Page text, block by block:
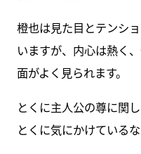
橙也は見た目とテンシ
いますが、内心は熱く
面がよく見られます。
とくに主人公の尊に関
とくに気にかけている